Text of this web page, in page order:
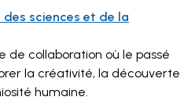
de collaboration où le passé
la créativité, la découverte
humaine.